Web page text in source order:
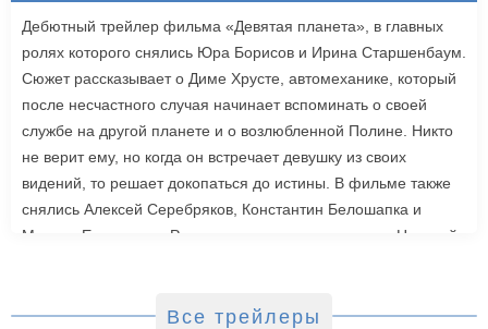
Дебютный трейлер фильма «Девятая планета», в главных
ролях которого снялись Юра Борисов и Ирина Старшенбаум.
Сюжет рассказывает о Диме Хрусте, автомеханике, который
после несчастного случая начинает вспоминать о своей
службе на другой планете и о возлюбленной Полине. Никто
не верит ему, но когда он встречает девушку из своих
видений, то решает докопаться до истины. В фильме также
снялись Алексей Серебряков, Константин Белошапка и
Максим Емельянов. Режиссером картины выступил Николай
Все трейлеры